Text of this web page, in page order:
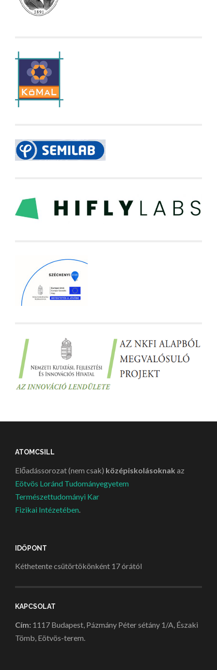
ATOMCSILL
Előadássorozat (nem csak) középiskolásoknak az
Eötvös Loránd Tudományegyetem
Természettudományi Kar
Fizikai Intézetében.
IDŐPONT
Kéthetente csütörtökönként 17 órától
KAPCSOLAT
Cím: 1117 Budapest, Pázmány Péter sétány 1/A, Északi
Tömb, Eötvös-terem.